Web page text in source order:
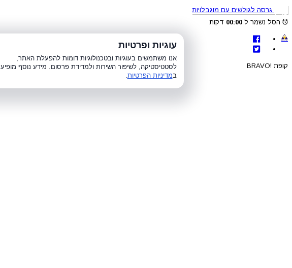
גרסה לגולשים עם מוגבלויות
הסל נשמר ל 00:00 דקות
קופת !BRAVO
עוגיות ופרטיות
אנו משתמשים בעוגיות ובטכנולוגיות דומות להפעלת האתר,
לסטטיסטיקה, לשיפור השירות ולמדידת פרסום. מידע נוסף מופיע
במדיניות הפרטיות.